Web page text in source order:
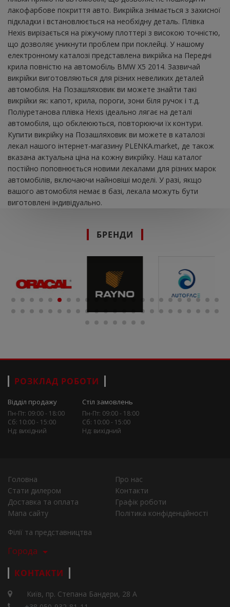
лакофарбове покриття авто. Викрійка знімається з захисної
підкладки і встановлюється на необхідну деталь. Плівка
Hexis вирізається на ріжучому плоттері з високою точністю,
що дозволяє уникнути проблем при поклейці. У нашому
електронному каталозі представлена ​​викрійка на Передні
крила повністю на автомобіль BMW X5 2014. Зазвичай
викрійки виготовляються для різних невеликих деталей
автомобіля. На Позашляховик ви можете знайти такі
викрійки як: капот, крила, пороги, зони біля ручок і т.д.
Поліуретанова плівка Hexis ідеально лягає на деталі
автомобіля, що обклеюються, повторюючи їх контури.
Купити викрійку на Позашляховик ви можете в каталозі
лекал нашого інтернет-магазину PLENKA.market, де також
вказана актуальна ціна на кожну викрійку. Наш каталог
постійно поповнюється новими лекалами для різних марок
автомобілів, включаючи найновіші моделі. У разі, якщо
вашого автомобіля немає в базі, лекала можуть бути
виготовлені індивідуально.
БРЕНДИ
РОЗКЛАД РОБОТИ
Відділ продажу
Пн-Пт: 09:00 - 18:00
Сб: 10:00 - 15:00
Нд: вихідний
Стіл замовлень
Пн-Пт: 09:00 - 18:00
Сб: 10:00 - 15:00
Нд: вихідний
Головна
Про нас
Стати дилером
Контакти
Доставка та оплата
Графік роботи
Мапа сайту
Політика конфіденційності
Філії та представництва
Города
КОНТАКТИ
Київ, пр. Степана Бандери, 28 А